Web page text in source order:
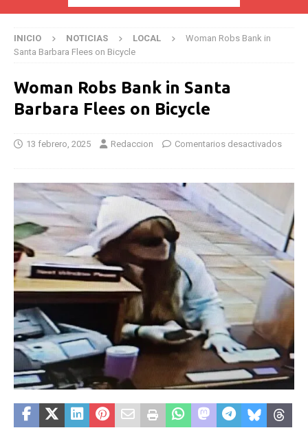
INICIO NOTICIAS LOCAL
Woman Robs Bank in
Santa Barbara Flees on Bicycle
Woman Robs Bank in Santa
Barbara Flees on Bicycle
13 febrero, 2025 Redaccion Comentarios desactivados